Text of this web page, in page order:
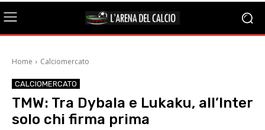
Home Calciomercato
CALCIOMERCATO
TMW: Tra Dybala e Lukaku, all’Inter
solo chi firma prima